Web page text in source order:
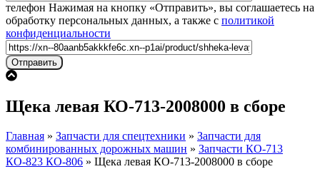
телефон Оставьте это поле пустым.
Нажимая на кнопку «Отправить», вы соглашаетесь на
обработку персональных данных, а также с политикой
конфиденциальности
Щека левая КО-713-2008000 в сборе
Главная » Запчасти для спецтехники » Запчасти для
комбинированных дорожных машин » Запчасти КО-713
КО-823 КО-806 » Щека левая КО-713-2008000 в сборе